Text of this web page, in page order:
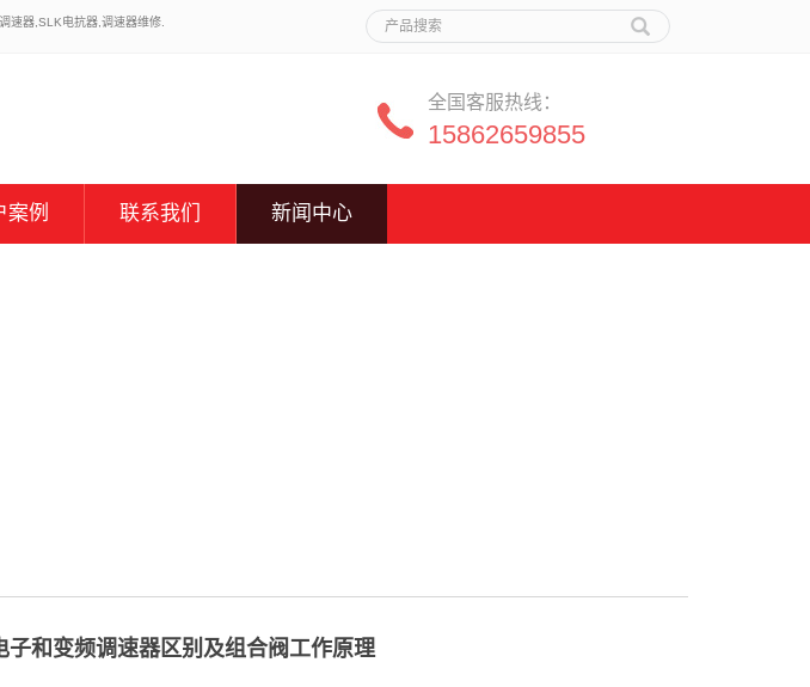
速器,SLK电抗器,调速器维修.
全国客服热线：
15862659855
案例 联系我们 新闻中心
子和变频调速器区别及组合阀工作原理